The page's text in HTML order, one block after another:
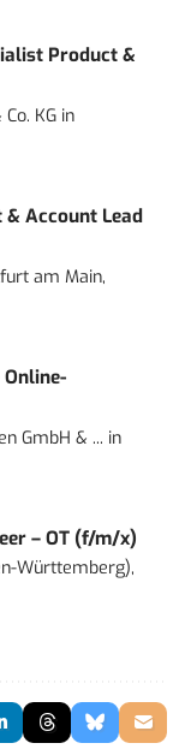
Product &
KG in
Account Lead
am Main,
GmbH & ... in
– OT (f/m/x)
Württemberg),